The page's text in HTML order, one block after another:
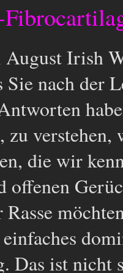
Irish
Sie nach der
zu
die wir
offenen
Das ist nicht